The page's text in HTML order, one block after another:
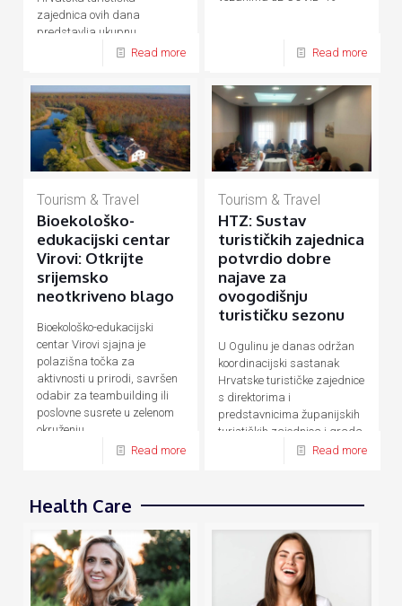
zajednica ovih dana
predstavlja ukupnu
hrvatsku turističku ponudu
Read more Read more
Tourism & Travel
Bioekološko-
edukacijski centar
Virovi: Otkrijte
srijemsko
neotkriveno blago
Bioekološko-edukacijski
centar Virovi sjajna je
polazišna točka za
aktivnosti u prirodi, savršen
odabir za teambuilding ili
poslovne susrete u zelenom
okruženju.
Read more
Tourism & Travel
HTZ: Sustav
turističkih zajednica
potvrdio dobre
najave za
ovogodišnju
turističku sezonu
U Ogulinu je danas održan
koordinacijski sastanak
Hrvatske turističke zajednice
s direktorima i
predstavnicima županijskih
turističkih zajednica i grada
Read more
Health Care